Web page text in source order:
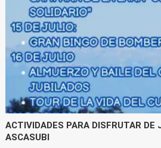
ACTIVIDADES PARA DISFRUTAR DE
ASCASUBI